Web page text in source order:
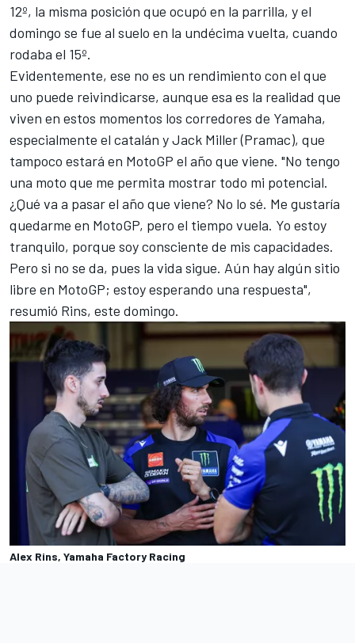
12º, la misma posición que ocupó en la parrilla, y el
domingo se fue al suelo en la undécima vuelta, cuando
rodaba el 15º.
Evidentemente, ese no es un rendimiento con el que
uno puede reivindicarse, aunque esa es la realidad que
viven en estos momentos los corredores de Yamaha,
especialmente el catalán yJack Miller(Pramac), que
tampoco estará en MotoGP el año que viene. "No tengo
una moto que me permita mostrar todo mi potencial.
¿Qué va a pasar el año que viene? No lo sé. Me gustaría
quedarme en MotoGP, pero el tiempo vuela. Yo estoy
tranquilo, porque soy consciente de mis capacidades.
Pero si no se da, pues la vida sigue. Aún hay algún sitio
libre en MotoGP; estoy esperando una respuesta",
resumió Rins, este domingo.
Alex Rins, Yamaha Factory Racing